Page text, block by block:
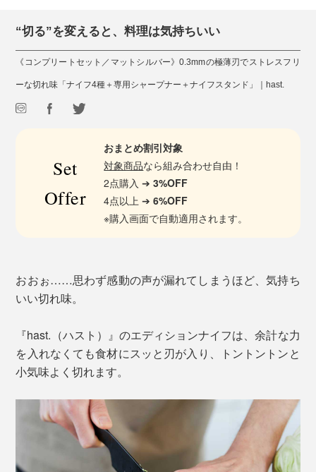
“切る”を変えると、料理は気持ちいい
《コンプリートセット／マットシルバー》0.3mmの極薄刃でストレスフリ
ーな切れ味「ナイフ4種＋専用シャープナー＋ナイフスタンド」｜hast.
Set
Offer
おまとめ割引対象
対象商品なら組み合わせ自由！
2点購入 ➔3%OFF
4点以上 ➔6%OFF
※購入画面で自動適用されます。
おおぉ……思わず感動の声が漏れてしまうほど、気持ち
いい切れ味。
『hast.（ハスト）』のエディションナイフは、余計な力
を入れなくても食材にスッと刃が入り、トントントンと
小気味よく切れます。